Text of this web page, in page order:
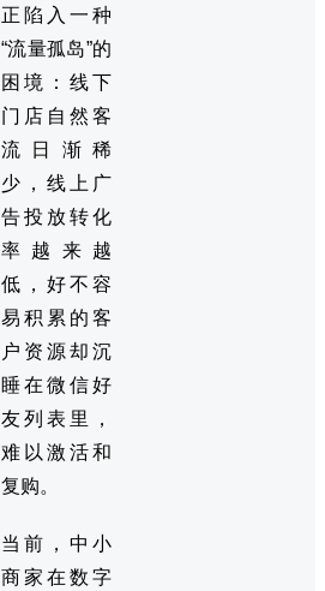
正陷入一种
“流量孤岛”的
困境：线下
门店自然客
流日渐稀
少，线上广
告投放转化
率越来越
低，好不容
易积累的客
户资源却沉
睡在微信好
友列表里，
难以激活和
复购。
当前，中小
商家在数字